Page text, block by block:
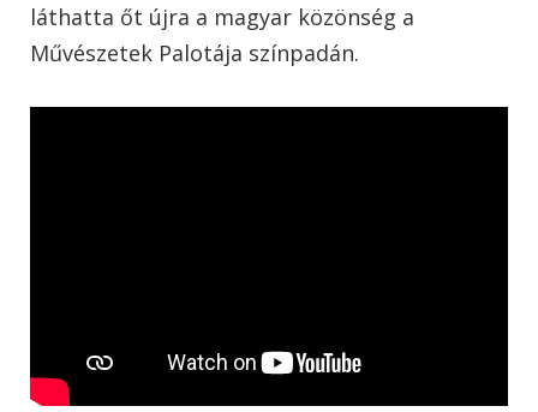
láthatta őt újra a magyar közönség a
Művészetek Palotája színpadán.